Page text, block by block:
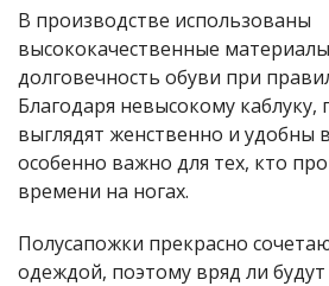
В производстве использованы
высококачественные
долговечность обуви при
Благодаря невысокому каблуку,
выглядят женственно и удобны
особенно важно для тех, кто
времени на ногах.
Полусапожки прекрасно
одеждой, поэтому вряд ли